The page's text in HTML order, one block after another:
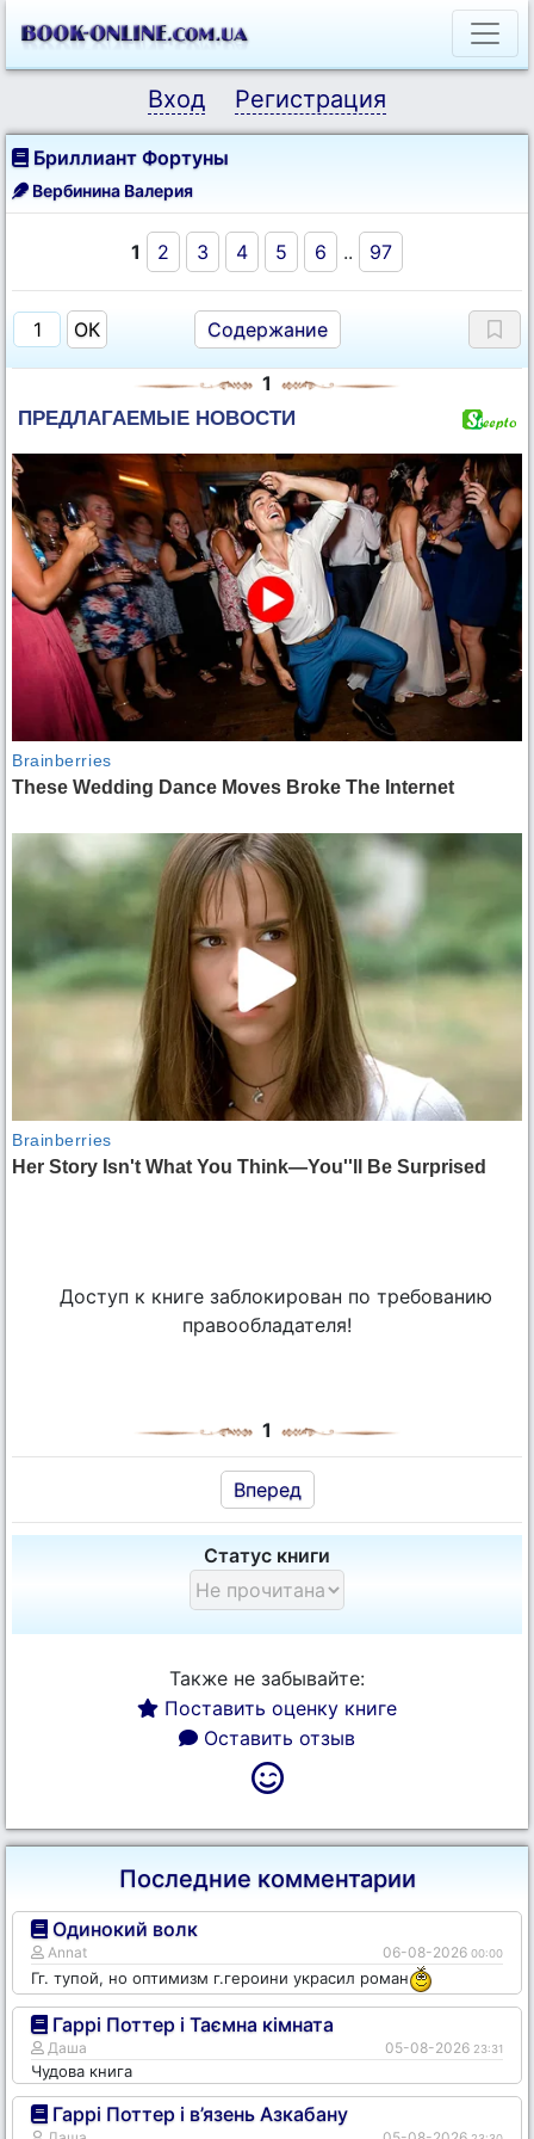
Вход Регистрация
Бриллиант Фортуны
Вербинина Валерия
1 2 3 4 5 6 .. 97
Содержание
1
Доступ к книге заблокирован по требованию
правообладателя!
1
Вперед
Статус книги
Также не забывайте:
Поставить оценку книге
Оставить отзыв
Последние комментарии
Одинокий волк
Annat 06-08-2026 00:00
Гг. тупой, но оптимизм г.героини украсил роман
Гаррі Поттер і Таємна кімната
Даша 05-08-2026 23:31
Чудова книга
Гаррі Поттер і в’язень Азкабану